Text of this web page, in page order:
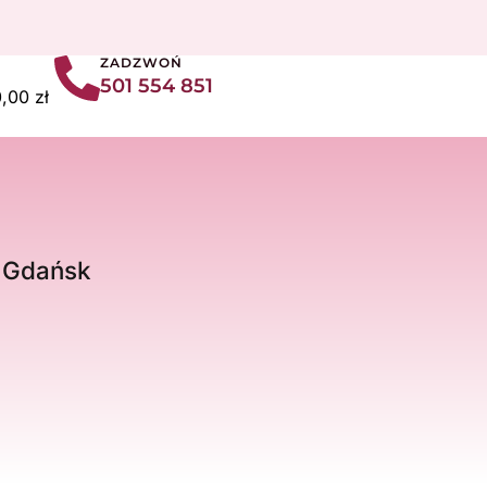
zł
ZADZWOŃ
501 554 851